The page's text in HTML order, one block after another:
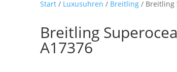
Start/ Luxusuhren / Breitling/ Breitling
Breitling
A17376